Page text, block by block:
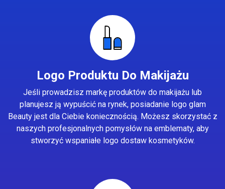
Logo Produktu Do Makijażu
Jeśli prowadzisz markę produktów do makijażu lub
planujesz ją wypuścić na rynek, posiadanie logo glam
Beauty jest dla Ciebie koniecznością. Możesz skorzystać z
naszych profesjonalnych pomysłów na emblematy, aby
stworzyć wspaniałe logo dostaw kosmetyków.